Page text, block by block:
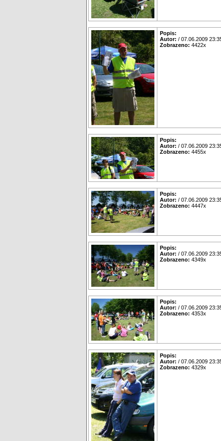
Popis:
Autor: / 07.06.2009
Zobrazeno: 4422x
Popis:
Autor: / 07.06.2009
Zobrazeno: 4455x
Popis:
Autor: / 07.06.2009
Zobrazeno: 4447x
Popis:
Autor: / 07.06.2009
Zobrazeno: 4349x
Popis:
Autor: / 07.06.2009
Zobrazeno: 4353x
Popis:
Autor: / 07.06.2009
Zobrazeno: 4329x